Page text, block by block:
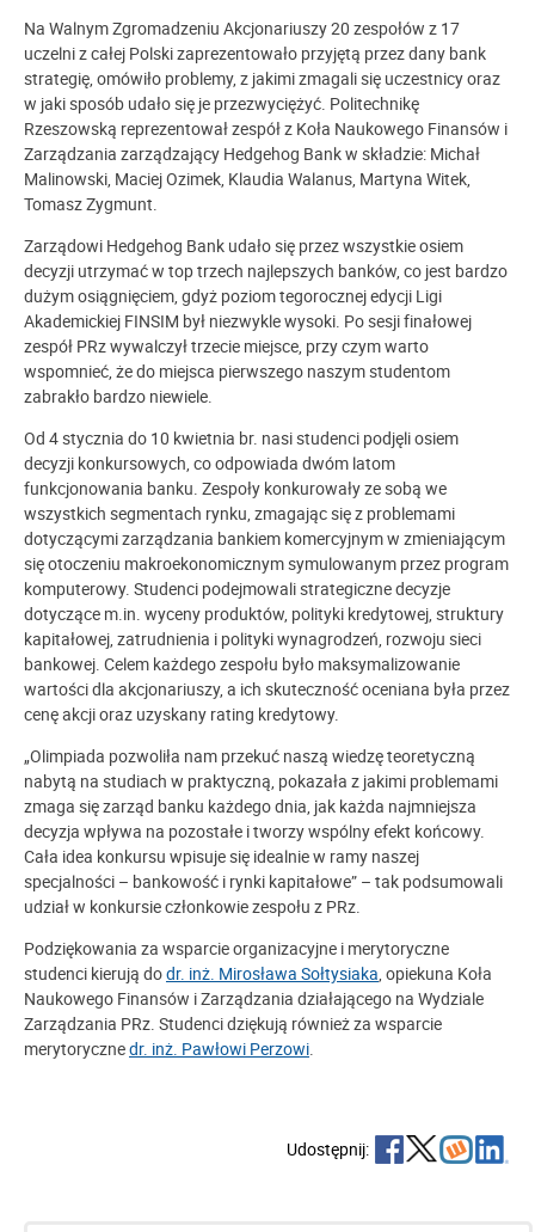
Na Walnym Zgromadzeniu Akcjonariuszy 20 zespołów z 17
uczelni z całej Polski zaprezentowało przyjętą przez dany bank
strategię, omówiło problemy, z jakimi zmagali się uczestnicy oraz
w jaki sposób udało się je przezwyciężyć. Politechnikę
Rzeszowską reprezentował zespół z Koła Naukowego Finansów i
Zarządzania zarządzający Hedgehog Bank w składzie: Michał
Malinowski, Maciej Ozimek, Klaudia Walanus, Martyna Witek,
Tomasz Zygmunt.
Zarządowi Hedgehog Bank udało się przez wszystkie osiem
decyzji utrzymać w top trzech najlepszych banków, co jest bardzo
dużym osiągnięciem, gdyż poziom tegorocznej edycji Ligi
Akademickiej FINSIM był niezwykle wysoki. Po sesji finałowej
zespół PRz wywalczył trzecie miejsce, przy czym warto
wspomnieć, że do miejsca pierwszego naszym studentom
zabrakło bardzo niewiele.
Od 4 stycznia do 10 kwietnia br. nasi studenci podjęli osiem
decyzji konkursowych, co odpowiada dwóm latom
funkcjonowania banku. Zespoły konkurowały ze sobą we
wszystkich segmentach rynku, zmagając się z problemami
dotyczącymi zarządzania bankiem komercyjnym w zmieniającym
się otoczeniu makroekonomicznym symulowanym przez program
komputerowy. Studenci podejmowali strategiczne decyzje
dotyczące m.in. wyceny produktów, polityki kredytowej, struktury
kapitałowej, zatrudnienia i polityki wynagrodzeń, rozwoju sieci
bankowej. Celem każdego zespołu było maksymalizowanie
wartości dla akcjonariuszy, a ich skuteczność oceniana była przez
cenę akcji oraz uzyskany rating kredytowy.
„Olimpiada pozwoliła nam przekuć naszą wiedzę teoretyczną
nabytą na studiach w praktyczną, pokazała z jakimi problemami
zmaga się zarząd banku każdego dnia, jak każda najmniejsza
decyzja wpływa na pozostałe i tworzy wspólny efekt końcowy.
Cała idea konkursu wpisuje się idealnie w ramy naszej
specjalności – bankowość i rynki kapitałowe” – tak podsumowali
udział w konkursie członkowie zespołu z PRz.
Podziękowania za wsparcie organizacyjne i merytoryczne
studenci kierują dodr. inż. Mirosława Sołtysiaka, opiekuna Koła
Naukowego Finansów i Zarządzania działającego na Wydziale
Zarządzania PRz. Studenci dziękują również za wsparcie
merytorycznedr. inż. Pawłowi Perzowi.
Udostępnij: